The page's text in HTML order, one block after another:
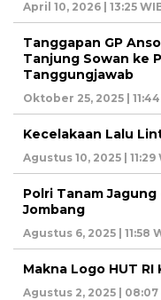
April 10, 2026 | 13:25
Tanggapan GP
Tanjung Sowan ke
Tanggungjawab
Oktober 25, 2025 |
Kecelakaan Lalu
Agustus 10, 2025 | 11:29
Polri Tanam
Jombang
Agustus 6, 2025 | 11:58
Makna Logo HUT RI
Agustus 2, 2025 | 08:07